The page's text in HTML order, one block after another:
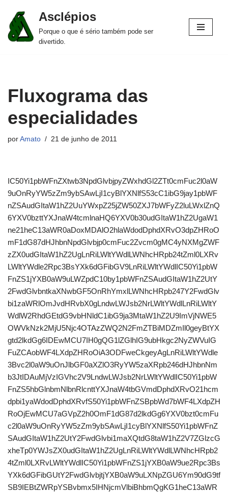
Pular
para
Asclépios
Porque o que é sério também pode ser
divertido.
Fluxograma das
especialidades
por Amato 21 de junho de 2011
IC50Yi1pbWFnZXtwb3NpdGlvbjpyZWxhdGl2ZTt0cmFuc2l0aW
9uOnRyYW5zZm9ybSAwLjI1cyBlYXNlfS53cC1ibG9jay1pbWF
nZSAudGItaW1hZ2UuYWxpZ25jZW50ZXJ7bWFyZ2luLWxlZnQ
6YXV0bzttYXJnaW4tcmlnaHQ6YXV0b30udGItaW1hZ2UgaW1
ne21heC13aWR0aDoxMDAlO2hlaWdodDphdXRvO3dpZHRoO
mF1dG87dHJhbnNpdGlvbjp0cmFuc2Zvcm0gMC4yNXMgZWF
zZX0udGItaW1hZ2UgLnRiLWltYWdlLWNhcHRpb24tZml0LXRv
LWltYWdle2Rpc3BsYXk6dGFibGV9LnRiLWltYWdlIC50Yi1pbW
FnZS1jYXB0aW9uLWZpdC10by1pbWFnZSAudGItaW1hZ2UtY
2FwdGlvbntkaXNwbGF5OnRhYmxlLWNhcHRpb247Y2FwdGlv
bi1zaWRlOmJvdHRvbX0gLndwLWJsb2NrLWltYWdlLnRiLWltY
WdlW2RhdGEtdG9vbHNldC1ibG9ja3MtaW1hZ2U9ImVjNWE5
OWVkNzk2MjU5Njc4OTAzZWQ2N2FmZTBiMDZmIl0geyBtYX
gtd2lkdGg6IDEwMCU7IH0gQG1lZGlhIG9ubHkgc2NyZWVuIG
FuZCAobWF4LXdpZHRoOiA3ODFweCkgeyAgLnRiLWltYWdle
3Bvc2l0aW9uOnJlbGF0aXZlO3RyYW5zaXRpb246dHJhbnNm
b3JtIDAuMjVzIGVhc2V9LndwLWJsb2NrLWltYWdlIC50Yi1pbW
FnZS5hbGlnbmNlbnRlcnttYXJnaW4tbGVmdDphdXRvO21hcm
dpbi1yaWdodDphdXRvfS50Yi1pbWFnZSBpbWd7bWF4LXdpZH
RoOjEwMCU7aGVpZ2h0OmF1dG87d2lkdGg6YXV0bzt0cmFu
c2l0aW9uOnRyYW5zZm9ybSAwLjI1cyBlYXNlfS50Yi1pbWFnZ
SAudGItaW1hZ2UtY2FwdGlvbi1maXQtdG8taW1hZ2V7ZGlzcG
xheTp0YWJsZX0udGItaW1hZ2UgLnRiLWltYWdlLWNhcHRpb2
4tZml0LXRvLWltYWdlIC50Yi1pbWFnZS1jYXB0aW9ue2Rpc3Bs
YXk6dGFibGUtY2FwdGlvbjtjYXB0aW9uLXNpZGU6Ym90dG9tf
SB9IEBtZWRpYSBvbmx5IHNjcmVlbiBhbmQgKG1heC13aWR